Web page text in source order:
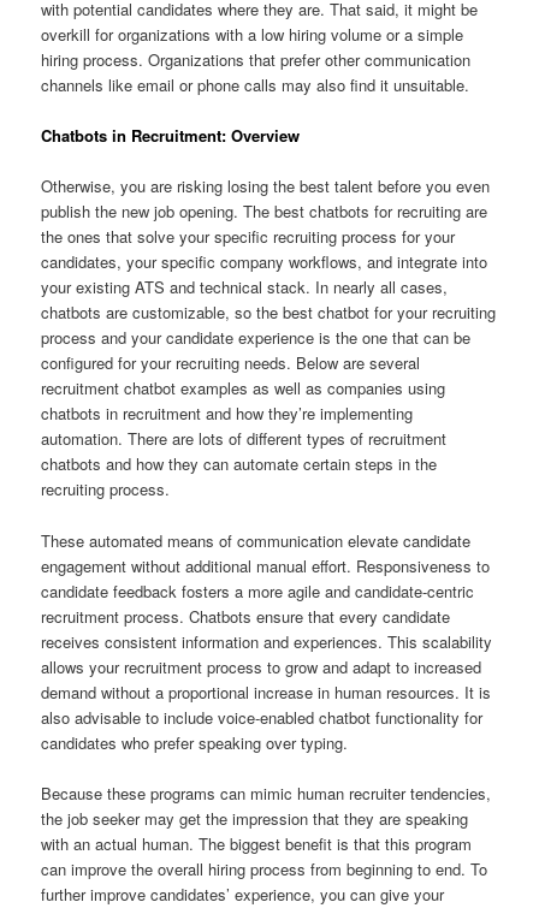
with potential candidates where they are. That said, it might be
overkill for organizations with a low hiring volume or a simple
hiring process. Organizations that prefer other communication
channels like email or phone calls may also find it unsuitable.
Chatbots in Recruitment: Overview
Otherwise, you are risking losing the best talent before you even
publish the new job opening. The best chatbots for recruiting are
the ones that solve your specific recruiting process for your
candidates, your specific company workflows, and integrate into
your existing ATS and technical stack. In nearly all cases,
chatbots are customizable, so the best chatbot for your recruiting
process and your candidate experience is the one that can be
configured for your recruiting needs. Below are several
recruitment chatbot examples as well as companies using
chatbots in recruitment and how they’re implementing
automation. There are lots of different types of recruitment
chatbots and how they can automate certain steps in the
recruiting process.
These automated means of communication elevate candidate
engagement without additional manual effort. Responsiveness to
candidate feedback fosters a more agile and candidate-centric
recruitment process. Chatbots ensure that every candidate
receives consistent information and experiences. This scalability
allows your recruitment process to grow and adapt to increased
demand without a proportional increase in human resources. It is
also advisable to include voice-enabled chatbot functionality for
candidates who prefer speaking over typing.
Because these programs can mimic human recruiter tendencies,
the job seeker may get the impression that they are speaking
with an actual human. The biggest benefit is that this program
can improve the overall hiring process from beginning to end. To
further improve candidates’ experience, you can give your